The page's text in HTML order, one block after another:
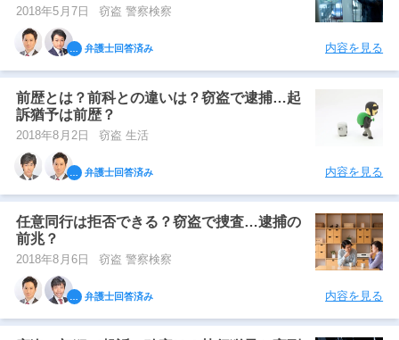
2018年5月7日 窃盗 警察検察
弁護士回答済み 内容を見る
前歴とは？前科との違いは？窃盗で逮捕…起
訴猶予は前歴？
2018年8月2日 窃盗 生活
弁護士回答済み 内容を見る
任意同行は拒否できる？窃盗で捜査…逮捕の
前兆？
2018年8月6日 窃盗 警察検察
弁護士回答済み 内容を見る